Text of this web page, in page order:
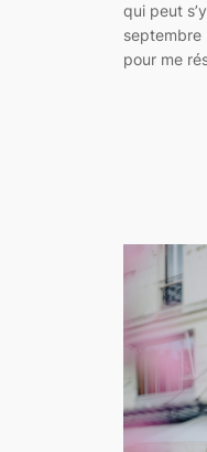
qui peut
septembre
pour me